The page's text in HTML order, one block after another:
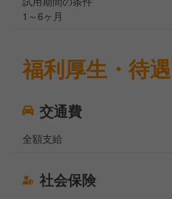
1～6ヶ月
福利厚生・待遇
交通費
全額支給
社会保険